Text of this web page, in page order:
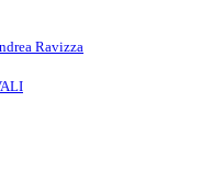
Ravizza